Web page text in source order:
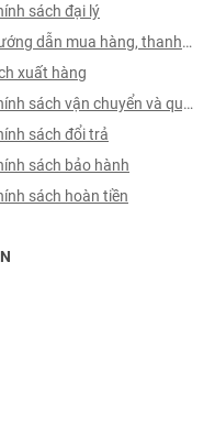
sách đại lý
dẫn mua hàng, thanh
quy trình ký hợp đồng
xuất hàng
sách vận chuyển và quy
giao nhận
sách đổi trả
sách bảo hành
sách hoàn tiền